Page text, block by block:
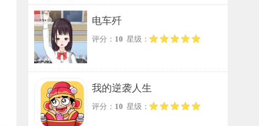
电车歼
评分： 10 星级：
我的逆袭人生
评分： 10 星级：